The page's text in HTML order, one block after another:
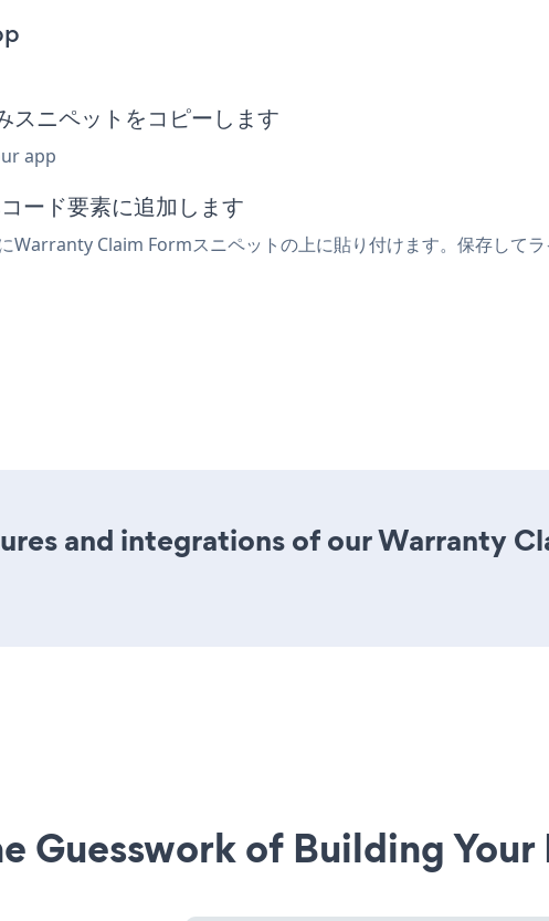
ニペットをコピーします
app
ード要素に追加します
Warranty Claim Formスニペットの上に貼り付けます。保存して
and integrations of our Warranty
Guesswork of Building Your